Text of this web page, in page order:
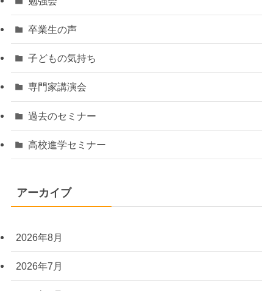
卒業生の声
子どもの気持ち
専門家講演会
過去のセミナー
高校進学セミナー
アーカイブ
2026年8月
2026年7月